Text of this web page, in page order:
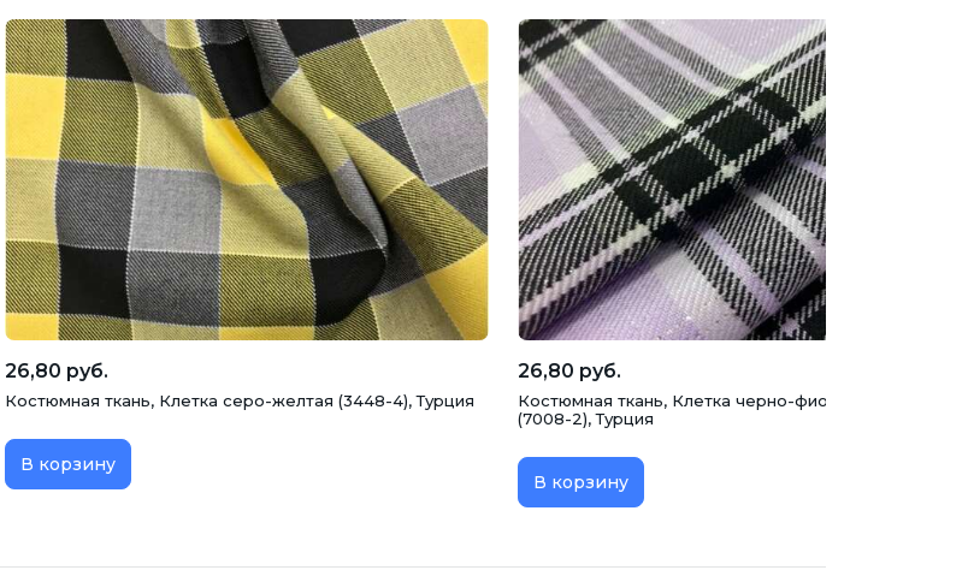
26,80 руб.
Костюмная ткань, Клетка серо-желтая (3448-4), Турция
В корзину
26,80 руб.
Костюмная ткань, Клетка черно-фиолетовая с
(7008-2), Турция
В корзину